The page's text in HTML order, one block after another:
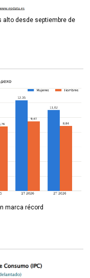
alto desde septiembre de
marca récord